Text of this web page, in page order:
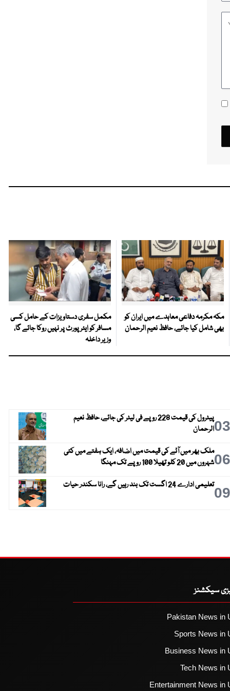
مکہ مکرمہ دفاعی معاہدے میں ایران کو
بھی شامل کیا جائے، حافظ نعیم الرحمان
مکمل سفری دستاویزات کے حامل کسی
مسافر کو ایئرپورٹ پر نہیں روکا جائے گا،
وزیر داخلہ
03
پیٹرول کی قیمت 228 روپے فی لیٹر کی جائے، حافظ نعیم
الرحمان
06ملک بھر میں آٹے کی قیمت میں اضافہ، ایک ہفتے میں کئی
شہروں میں 20 کلو تھیلا 100 روپے تک مہنگا
09تعلیمی ادارے 24 اگست تک بند رہیں گے، رانا سکندر حیات
سیکشنز
Pakistan News in
Sports News in
Business News in
Tech News in
Entertainment News in